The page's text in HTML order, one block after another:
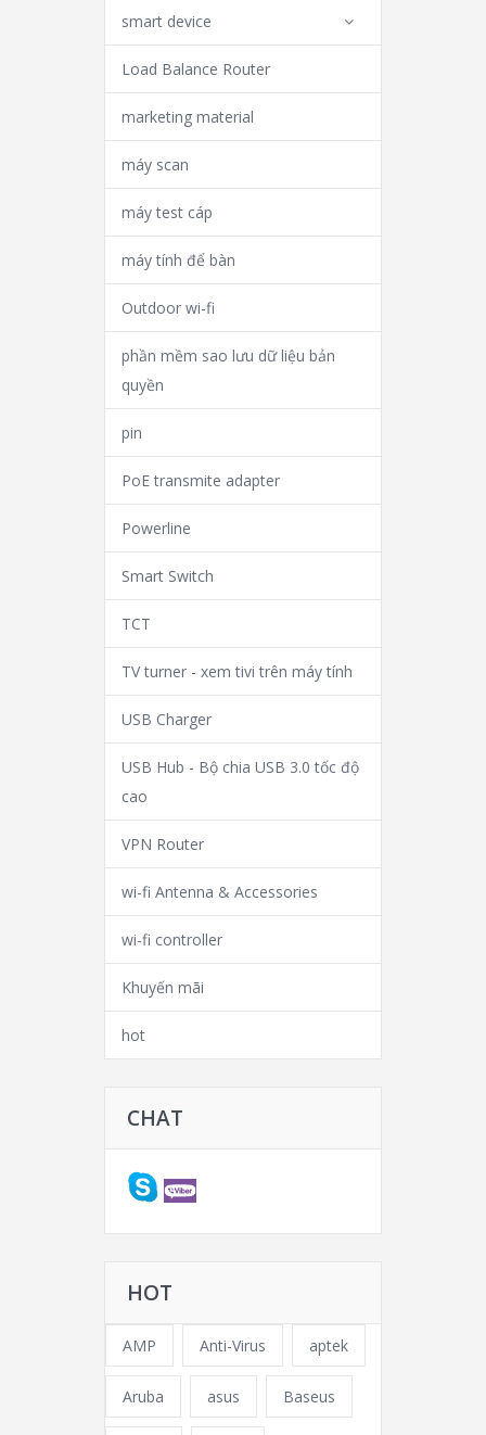
smart device
Load Balance Router
marketing material
máy scan
máy test cáp
máy tính để bàn
Outdoor wi-fi
phần mềm sao lưu dữ liệu bản
quyền
pin
PoE transmite adapter
Powerline
Smart Switch
TCT
TV turner - xem tivi trên máy tính
USB Charger
USB Hub - Bộ chia USB 3.0 tốc độ
cao
VPN Router
wi-fi Antenna & Accessories
wi-fi controller
Khuyến mãi
hot
CHAT
HOT
AMP Anti-Virus aptek
Aruba asus Baseus